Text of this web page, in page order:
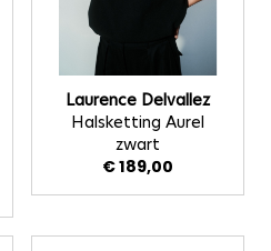
Laurence Delvallez
Halsketting Aurel
zwart
€ 189,00